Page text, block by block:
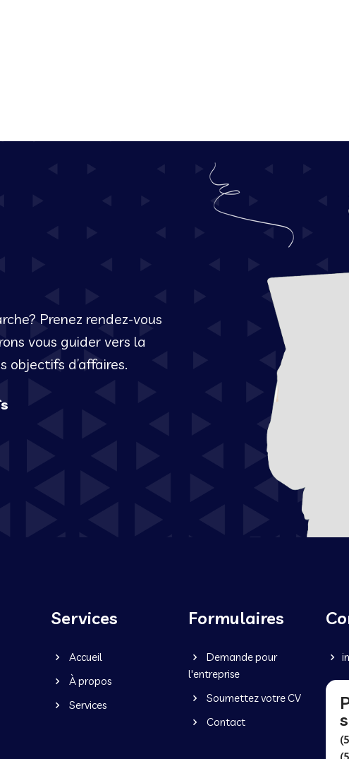
Prenez rendez-vous
vous guider vers la
objectifs d’affaires.
Services
Accueil
À propos
Services
Formulaires
Demande pour
l'entreprise
Soumettez votre CV
Contact